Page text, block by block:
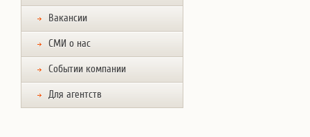
Вакансии
СМИ о нас
Событии компании
Для агентств